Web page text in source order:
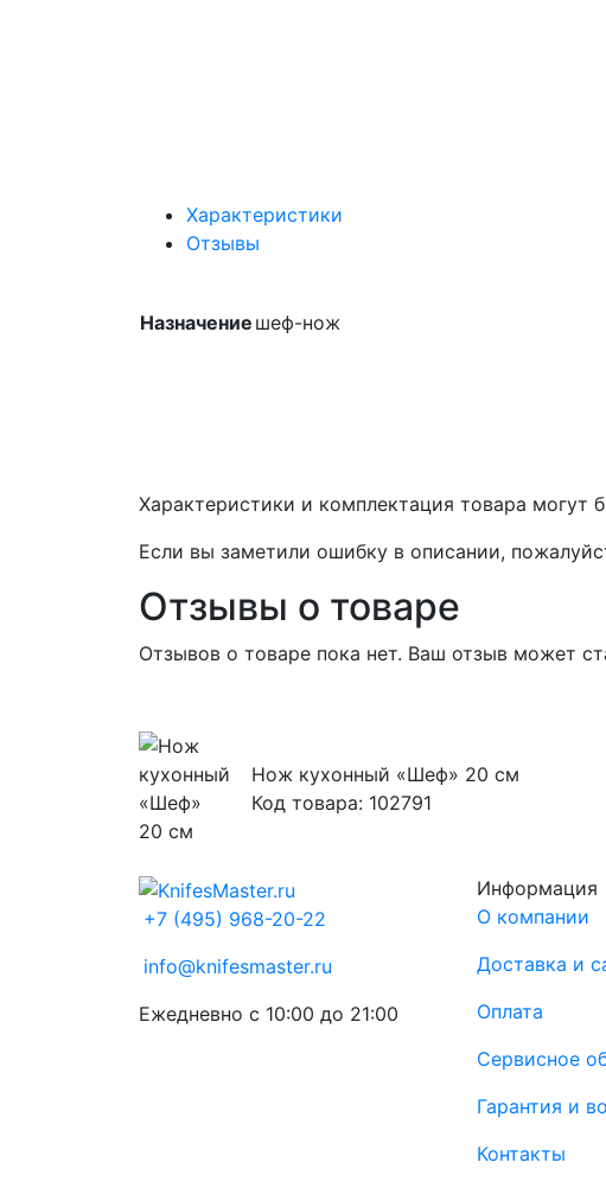
Характеристики
Отзывы
Назначение шеф-нож
Характеристики и комплектация товара могут
Если вы заметили ошибку в описании,
Отзывы о товаре
Отзывов о товаре пока нет. Ваш отзыв может
Нож кухонный «Шеф» 20 см
Код товара: 102791
+7 (495) 968-20-22
info@knifesmaster.ru
Ежедневно с 10:00 до 21:00
Информация
О компании
Доставка и
Оплата
Сервисное
Гарантия и
Контакты